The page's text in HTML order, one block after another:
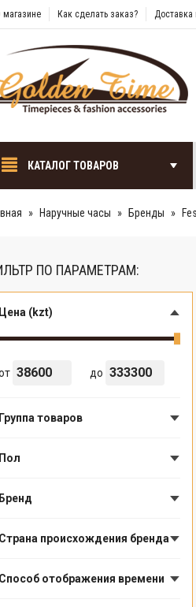
магазине Как сделать заказ? Доставка
КАТАЛОГ ТОВАРОВ
Наручные часы Бренды
ПО ПАРАМЕТРАМ:
Цена (kzt)
до
Группа товаров
Пол
Бренд
Страна происхождения бренда
Способ отображения времени